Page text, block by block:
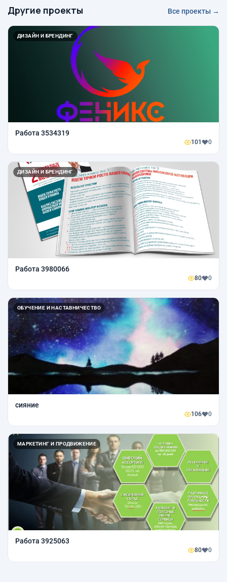
Другие проекты Все проекты →
ДИЗАЙН И БРЕНДИНГ
Работа 3534319
101 0
ДИЗАЙН И БРЕНДИНГ
Работа 3980066
80 0
ОБУЧЕНИЕ И НАСТАВНИЧЕСТВО
сияние
106 0
МАРКЕТИНГ И ПРОДВИЖЕНИЕ
Работа 3925063
80 0